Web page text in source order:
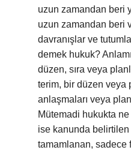
uzun zamandan beri
uzun zamandan beri
davranışlar ve
demek hukuk?
düzen, sıra veya
terim, bir düzen veya
anlaşmaları veya
Mütemadi hukukta
ise kanunda
tamamlanan, sadece